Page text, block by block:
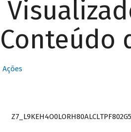
Conteúdo
Ações
Z7_L9KEH4O0LORH80ALCLTPF802G5